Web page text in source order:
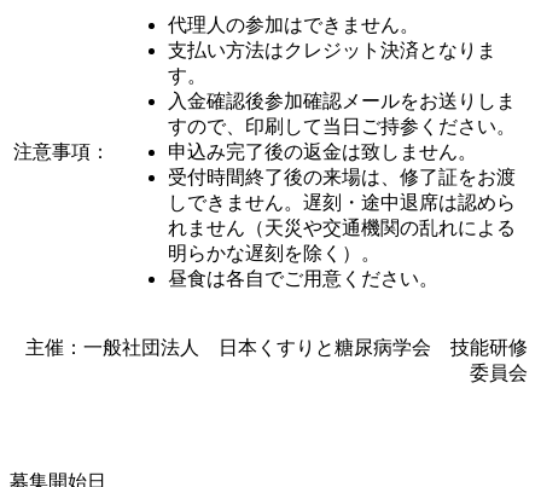
注意事項：
代理人の参加はできません。
支払い方法はクレジット決済となりま
す。
入金確認後参加確認メールをお送りしま
すので、印刷して当日ご持参ください。
申込み完了後の返金は致しません。
受付時間終了後の来場は、修了証をお渡
しできません。遅刻・途中退席は認めら
れません（天災や交通機関の乱れによる
明らかな遅刻を除く）。
昼食は各自でご用意ください。
主催：一般社団法人 日本くすりと糖尿病学会 技能研修
委員会
募集開始日